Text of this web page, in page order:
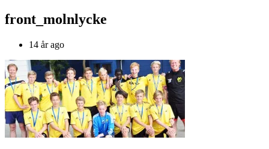
front_molnlycke
14 år ago